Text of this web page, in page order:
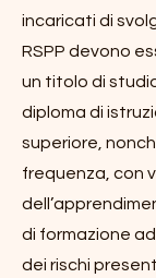
incaricati di
RSPP devono
un titolo di
diploma di
superiore,
frequenza, con
di formazione
dei rischi